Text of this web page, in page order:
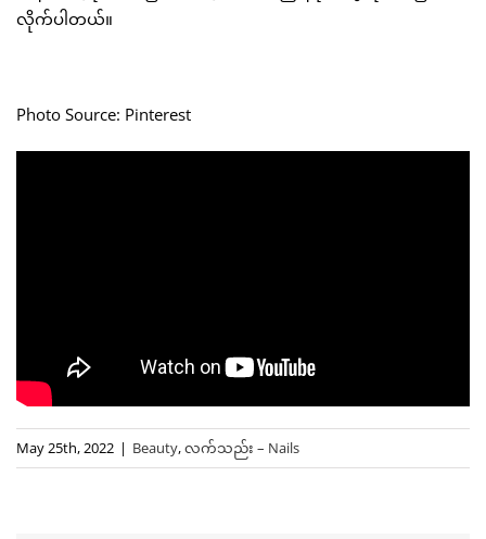
လိုက်ပါတယ်။
Photo Source: Pinterest
May 25th, 2022 | Beauty,လက်သည်း – Nails